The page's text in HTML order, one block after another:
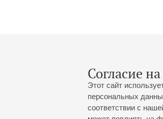
Согласие
Этот сайт
персональных
соответствии с